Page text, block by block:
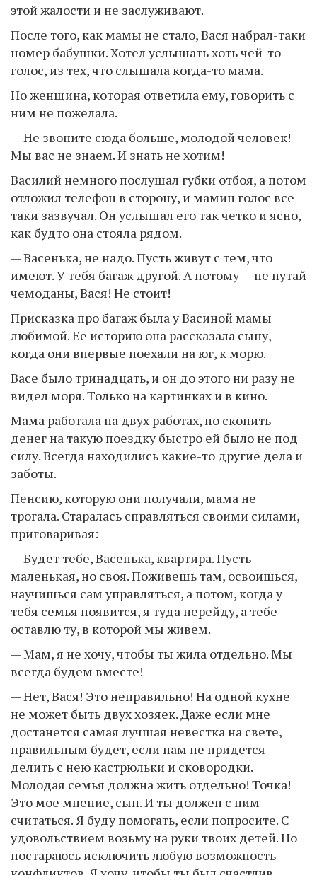
этой жалости и не заслуживают.
После того, как мамы не стало, Вася набрал-таки
номер бабушки. Хотел услышать хоть чей-то
голос, из тех, что слышала когда-то мама.
Но женщина, которая ответила ему, говорить с
ним не пожелала.
— Не звоните сюда больше, молодой человек!
Мы вас не знаем. И знать не хотим!
Василий немного послушал губки отбоя, а потом
отложил телефон в сторону, и мамин голос все-
таки зазвучал. Он услышал его так четко и ясно,
как будто она стояла рядом.
— Васенька, не надо. Пусть живут с тем, что
имеют. У тебя багаж другой. А потому — не путай
чемоданы, Вася! Не стоит!
Присказка про багаж была у Васиной мамы
любимой. Ее историю она рассказала сыну,
когда они впервые поехали на юг, к морю.
Васе было тринадцать, и он до этого ни разу не
видел моря. Только на картинках и в кино.
Мама работала на двух работах, но скопить
денег на такую поездку быстро ей было не под
силу. Всегда находились какие-то другие дела и
заботы.
Пенсию, которую они получали, мама не
трогала. Старалась справляться своими силами,
приговаривая:
— Будет тебе, Васенька, квартира. Пусть
маленькая, но своя. Поживешь там, освоишься,
научишься сам управляться, а потом, когда у
тебя семья появится, я туда перейду, а тебе
оставлю ту, в которой мы живем.
— Мам, я не хочу, чтобы ты жила отдельно. Мы
всегда будем вместе!
— Нет, Вася! Это неправильно! На одной кухне
не может быть двух хозяек. Даже если мне
достанется самая лучшая невестка на свете,
правильным будет, если нам не придется
делить с нею кастрюльки и сковородки.
Молодая семья должна жить отдельно! Точка!
Это мое мнение, сын. И ты должен с ним
считаться. Я буду помогать, если попросите. С
удовольствием возьму на руки твоих детей. Но
постараюсь исключить любую возможность